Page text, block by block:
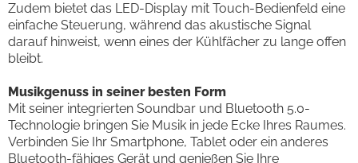
Zudem bietet das LED-Display mit Touch-Bedienfeld eine
einfache Steuerung, während das akustische Signal
darauf hinweist, wenn eines der Kühlfächer zu lange offen
bleibt.
Musikgenuss in seiner besten Form
Mit seiner integrierten Soundbar und Bluetooth 5.0-
Technologie bringen Sie Musik in jede Ecke Ihres Raumes.
Verbinden Sie Ihr Smartphone, Tablet oder ein anderes
Bluetooth-fähiges Gerät und genießen Sie Ihre